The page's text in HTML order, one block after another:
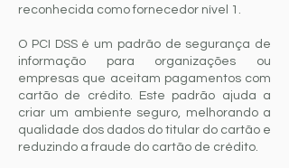
reconhecida como fornecedor nível 1.
O PCI DSS é um padrão de segurança de
informação para organizações ou
empresas que aceitam pagamentos com
cartão de crédito. Este padrão ajuda a
criar um ambiente seguro, melhorando a
qualidade dos dados do titular do cartão e
reduzindo a fraude do cartão de crédito.